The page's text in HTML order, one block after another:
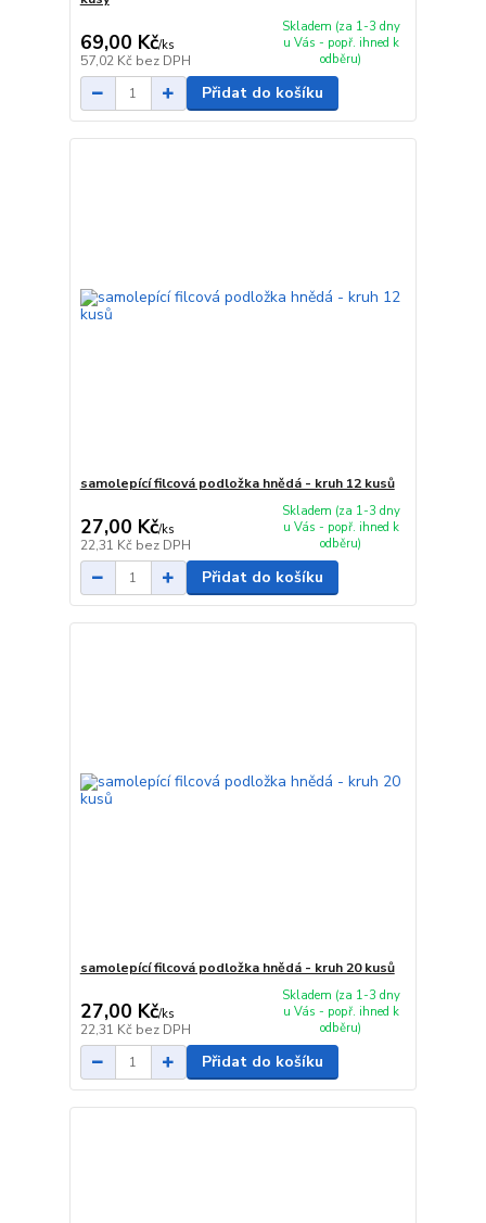
69,00 Kč/ks
57,02 Kč bez DPH
Skladem (za 1-3 dny
u Vás - popř. ihned k
odběru)
Přidat do košíku
samolepící filcová podložka hnědá - kruh 12 kusů
27,00 Kč/ks
22,31 Kč bez DPH
Skladem (za 1-3 dny
u Vás - popř. ihned k
odběru)
Přidat do košíku
samolepící filcová podložka hnědá - kruh 20 kusů
27,00 Kč/ks
22,31 Kč bez DPH
Skladem (za 1-3 dny
u Vás - popř. ihned k
odběru)
Přidat do košíku